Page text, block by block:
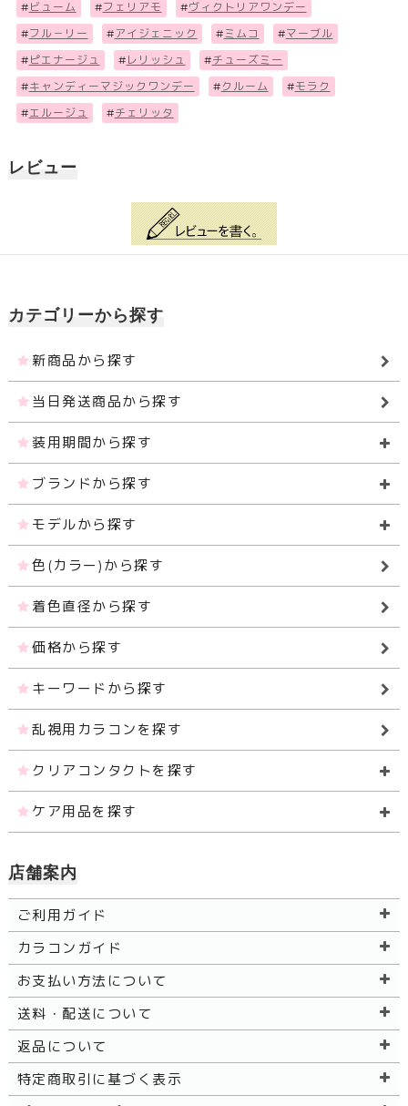
# ビューム #フェリアモ #ヴィクトリアワンデー
#フル－リー #アイジェニック #ミムコ #マーブル
# ピエナージュ # レリッシュ #チューズミー
#キャンディーマジックワンデー #クルーム #モラク
#エルージュ #チェリッタ
レビュー
カテゴリーから探す
新商品から探す
当日発送商品から探す
装用期間から探す
ブランドから探す
モデルから探す
色(カラー)から探す
着色直径から探す
価格から探す
キーワードから探す
乱視用カラコンを探す
クリアコンタクトを探す
ケア用品を探す
店舗案内
ご利用ガイド
カラコンガイド
お支払い方法について
送料・配送について
返品について
特定商取引に基づく表示